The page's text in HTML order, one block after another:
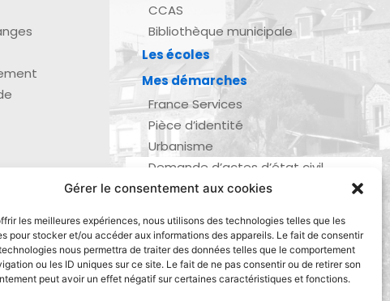
Gérer le consentement aux cookies
les meilleures expériences, nous utilisons des technologies telles que les
pour stocker et/ou accéder aux informations des appareils. Le fait de consentir
nous permettra de traiter des données telles que le comportement
ou les ID uniques sur ce site. Le fait de ne pas consentir ou de retirer son
peut avoir un effet négatif sur certaines caractéristiques et fonctions.
CCAS
Bibliothèque municipale
Les écoles
Mes démarches
France Services
Pièce d’identité
Urbanisme
Demande d’actes d’état civil
Se marier, se pacser
Recensement militaire
Le journal de ma ville
Gestion des déchets